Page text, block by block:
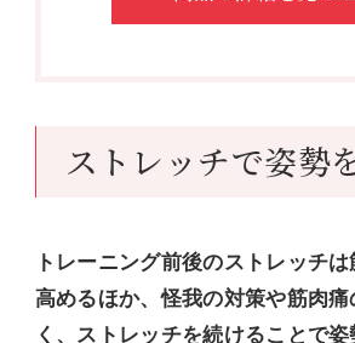
ストレッチで姿勢
トレーニング前後のストレッチ
高めるほか、怪我の対策や筋肉
く、ストレッチを続けることで姿